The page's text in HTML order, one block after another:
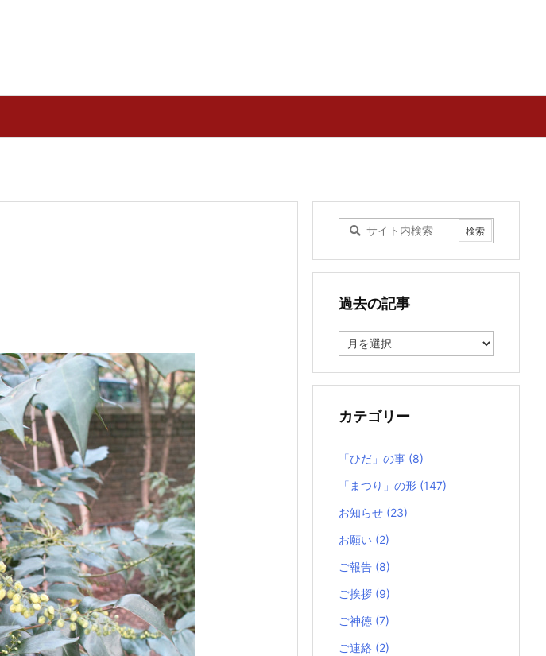
過去の記事
去
記
カテゴリー
「ひだ」の事 (8)
「まつり」の形 (147)
お知らせ (23)
お願い (2)
ご報告 (8)
ご挨拶 (9)
ご神徳 (7)
ご連絡 (2)